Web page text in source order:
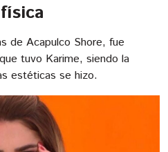
de Acapulco Shore, fue
tuvo Karime, siendo la
estéticas se hizo.